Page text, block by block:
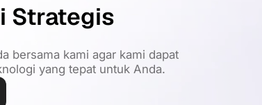
Strategis
bersama kami agar kami dapat
yang tepat untuk Anda.